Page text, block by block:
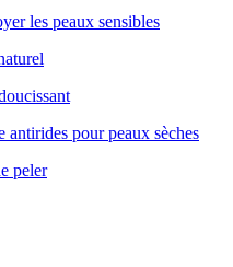
les peaux sensibles
antirides pour peaux sèches
peler